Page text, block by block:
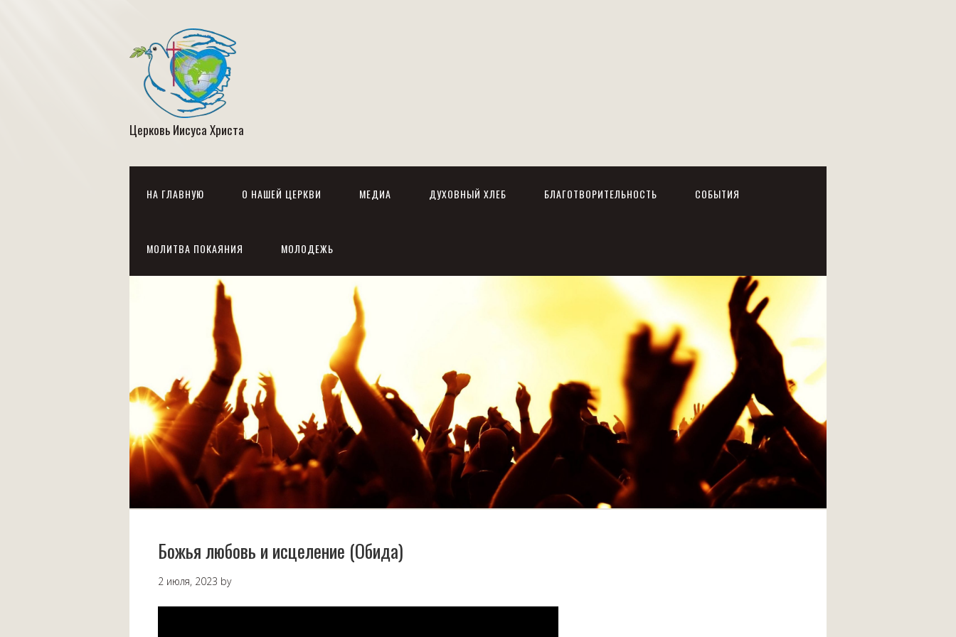
Церковь Иисуса Христа
НА ГЛАВНУЮ О НАШЕЙ ЦЕРКВИ МЕДИА ДУХОВНЫЙ ХЛЕБ БЛАГОТВОРИТЕЛЬНОСТЬ СОБЫТИЯ
МОЛИТВА ПОКАЯНИЯ МОЛОДЕЖЬ
Божья любовь и исцеление (Обида)
2 июля, 2023 by